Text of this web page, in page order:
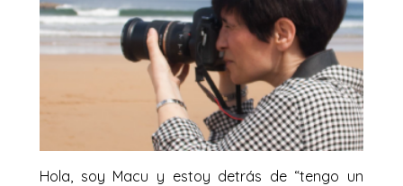
Hola, soy Macu y estoy detrás de “tengo un